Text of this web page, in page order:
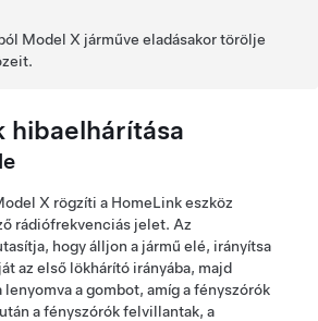
Model X járműve eladásakor törölje
hibaelhárítása
X rögzíti a HomeLink eszköz
rádiófrekvenciás jelet. Az
hogy álljon a jármű elé, irányítsa
az első lökhárító irányába, majd
lenyomva a gombot, amíg a fényszórók
a fényszórók felvillantak, a